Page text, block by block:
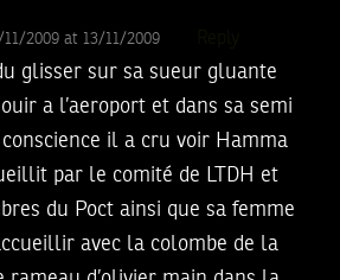
11/2009 at 13/11/2009
glisser sur sa sueur gluante
a l’aeroport et dans sa semi
il a cru voir Hamma
par le comité de LTDH et
du Poct ainsi que sa femme
avec la colombe de la